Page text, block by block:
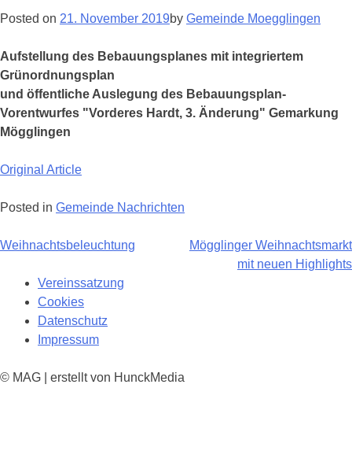
Posted on 21. November 2019by Gemeinde Moegglingen
Aufstellung des Bebauungsplanes mit integriertem
Grünordnungsplan
und öffentliche Auslegung des Bebauungsplan-
Vorentwurfes "Vorderes Hardt, 3. Änderung" Gemarkung
Mögglingen
Original Article
Posted in Gemeinde Nachrichten
Beitragsnavigation
Weihnachtsbeleuchtung
Mögglinger Weihnachtsmarkt
mit neuen Highlights
Vereinssatzung
Cookies
Datenschutz
Impressum
© MAG | erstellt von HunckMedia